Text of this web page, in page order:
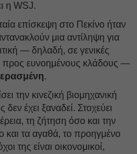
η WSJ.
επίσκεψη στο Πεκίνο ήταν
μια αντίληψη για
— δηλαδή, σε γενικές
προς ευνοημένους κλάδους —
.
την κινεζική βιομηχανική
έχει ξαναδεί. Στοχεύει
τη ζήτηση όσο και την
και τα αγαθά, το προηγμένο
της είναι οικονομικοί,